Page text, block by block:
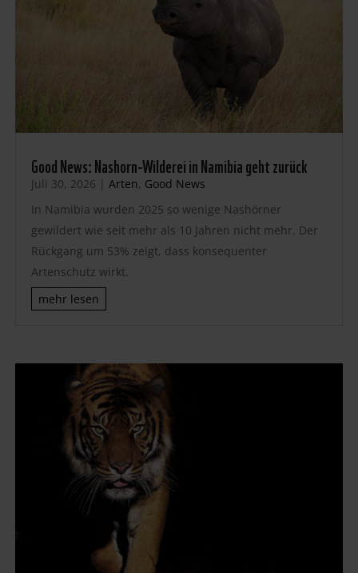
Good News: Nashorn-Wilderei in Namibia geht zurück
Juli 30, 2026 | Arten, Good News
In Namibia wurden 2025 so wenige Nashörner
gewildert wie seit mehr als 10 Jahren nicht mehr. Der
Rückgang um 53% zeigt, dass konsequenter
Artenschutz wirkt.
mehr lesen